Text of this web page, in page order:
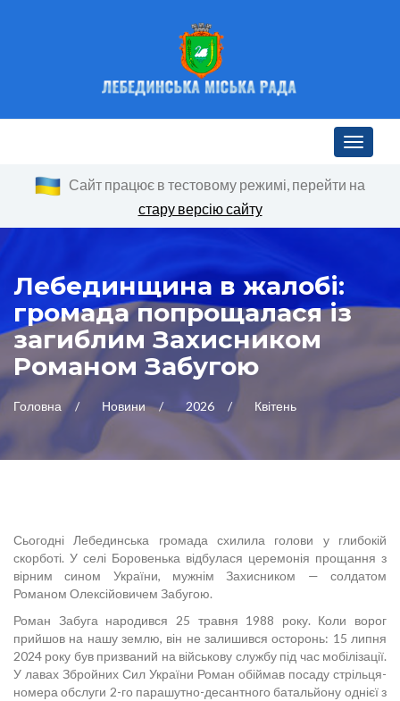
Toggle
Сайт працює в тестовому режимі, перейти на
стару версію сайту
Лебединщина в жалобі:
громада попрощалася із
загиблим Захисником
Романом Забугою
Головна Новини 2026 Квітень
Сьогодні Лебединська громада схилила голови у глибокій
скорботі. У селі Боровенька відбулася церемонія прощання з
вірним сином України, мужнім Захисником — солдатом
Романом Олексійовичем Забугою.
Роман Забуга народився 25 травня 1988 року. Коли ворог
прийшов на нашу землю, він не залишився осторонь: 15 липня
2024 року був призваний на військову службу під час мобілізації.
У лавах Збройних Сил України Роман обіймав посаду стрільця-
номера обслуги 2-го парашутно-десантного батальйону однієї з